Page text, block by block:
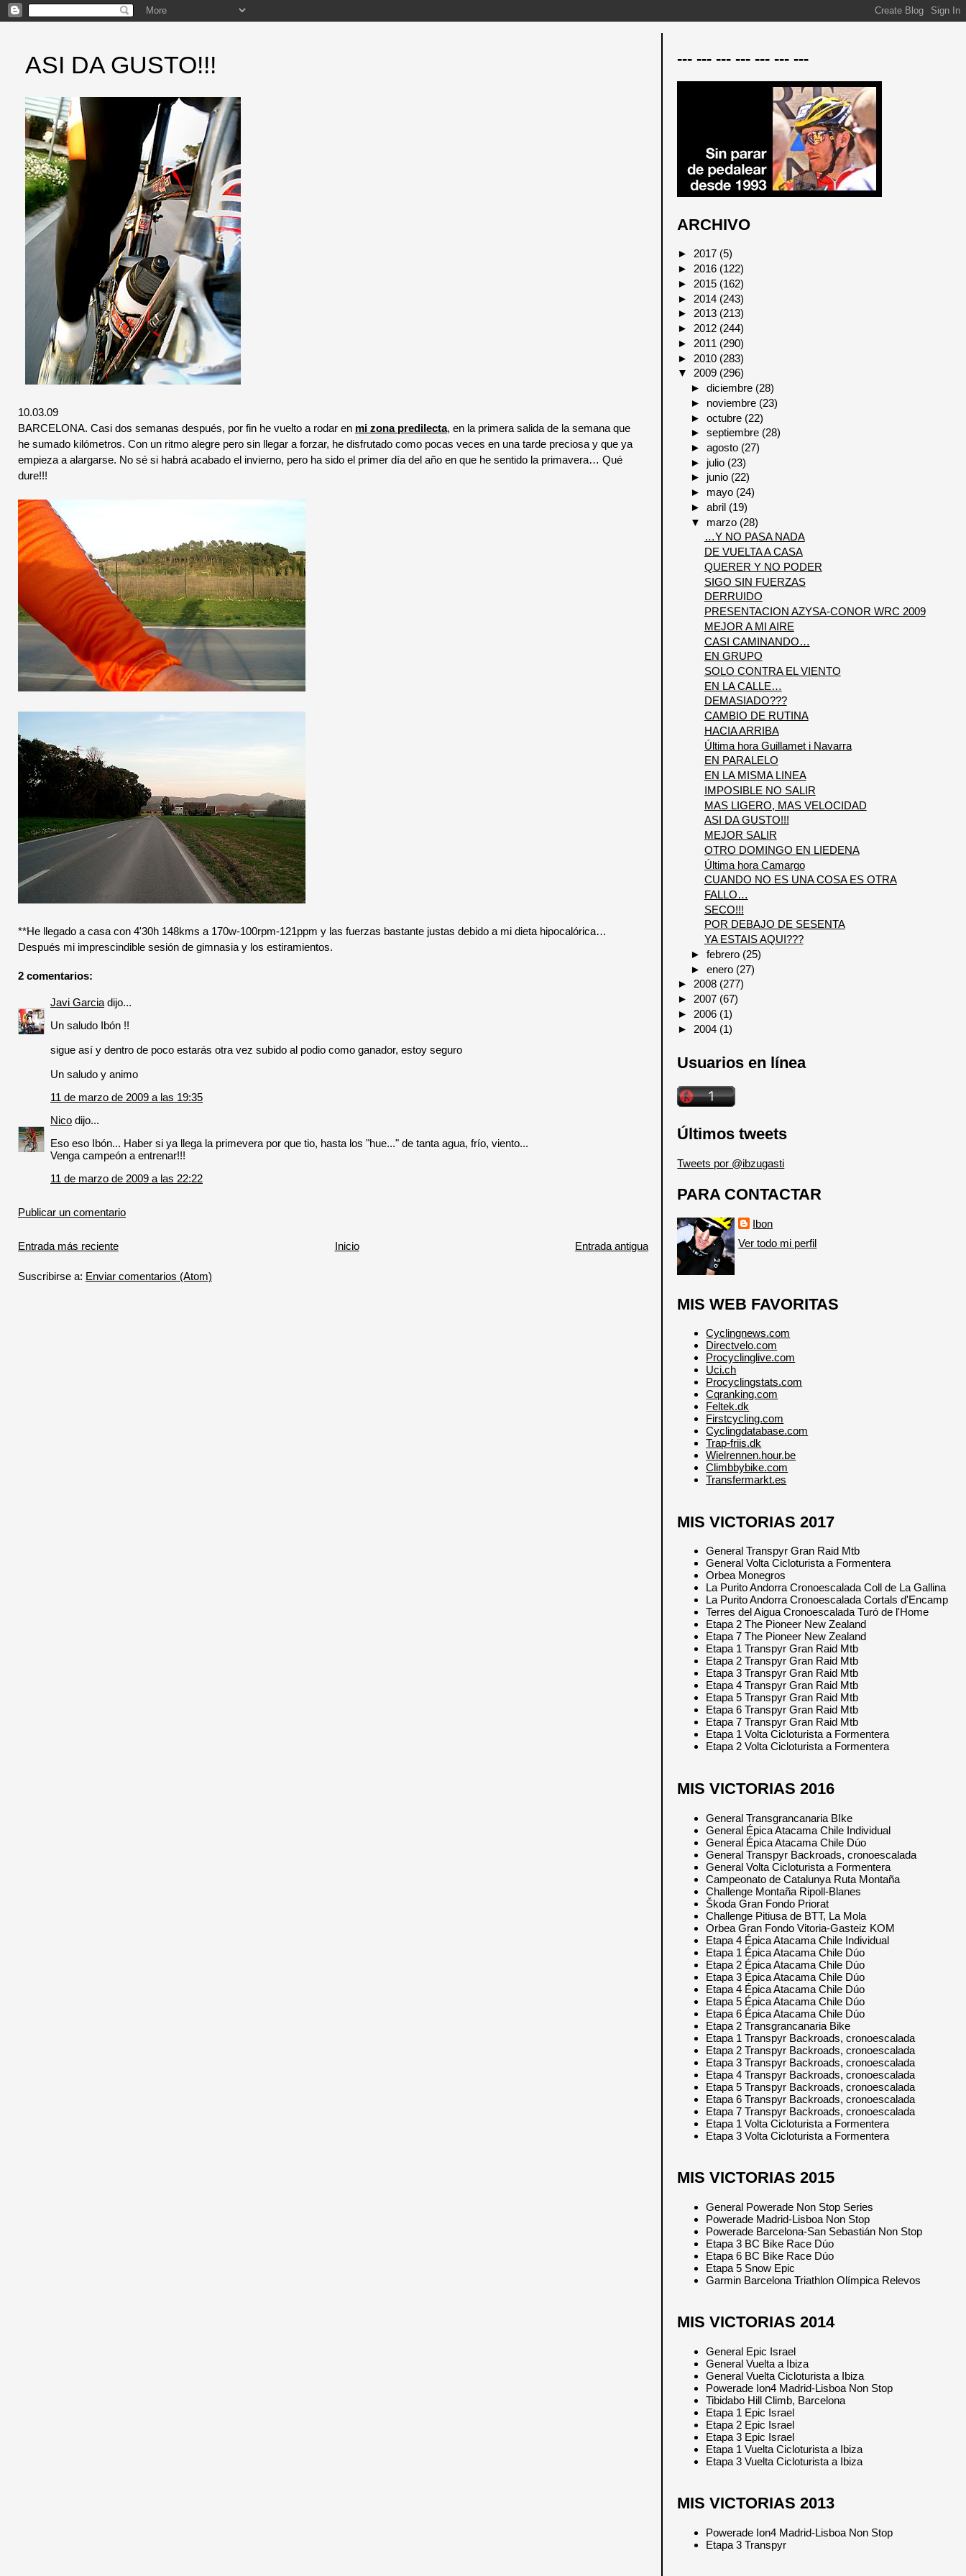
ASI DA GUSTO!!!
10.03.09
BARCELONA. Casi dos semanas después, por fin he vuelto a rodar en mi zona predilecta, en la primera salida de la semana que
he sumado kilómetros. Con un ritmo alegre pero sin llegar a forzar, he disfrutado como pocas veces en una tarde preciosa y que ya
empieza a alargarse. No sé si habrá acabado el invierno, pero ha sido el primer día del año en que he sentido la primavera… Qué
dure!!!
**He llegado a casa con 4'30h 148kms a 170w-100rpm-121ppm y las fuerzas bastante justas debido a mi dieta hipocalórica…
Después mi imprescindible sesión de gimnasia y los estiramientos.
2 comentarios:
Javi Garcia dijo...
Un saludo Ibón !!
sigue así y dentro de poco estarás otra vez subido al podio como ganador, estoy seguro
Un saludo y animo
11 de marzo de 2009 a las 19:35
Nico dijo...
Eso eso Ibón... Haber si ya llega la primevera por que tio, hasta los "hue..." de tanta agua, frío, viento...
Venga campeón a entrenar!!!
11 de marzo de 2009 a las 22:22
Publicar un comentario
Entrada más reciente Entrada antigua
Inicio
Suscribirse a: Enviar comentarios (Atom)
--- --- --- --- --- --- ---
ARCHIVO
►2017 (5)
► 2016 (122)
► 2015 (162)
► 2014 (243)
► 2013 (213)
► 2012 (244)
► 2011 (290)
► 2010 (283)
▼ 2009 (296)
►diciembre (28)
► noviembre (23)
►octubre (22)
►septiembre (28)
►agosto (27)
► julio (23)
► junio (22)
► mayo (24)
►abril (19)
▼ marzo (28)
…Y NO PASA NADA
DE VUELTA A CASA
QUERER Y NO PODER
SIGO SIN FUERZAS
DERRUIDO
PRESENTACION AZYSA-CONOR WRC 2009
MEJOR A MI AIRE
CASI CAMINANDO…
EN GRUPO
SOLO CONTRA EL VIENTO
EN LA CALLE…
DEMASIADO???
CAMBIO DE RUTINA
HACIA ARRIBA
Última hora Guillamet i Navarra
EN PARALELO
EN LA MISMA LINEA
IMPOSIBLE NO SALIR
MAS LIGERO, MAS VELOCIDAD
ASI DA GUSTO!!!
MEJOR SALIR
OTRO DOMINGO EN LIEDENA
Última hora Camargo
CUANDO NO ES UNA COSA ES OTRA
FALLO…
SECO!!!
POR DEBAJO DE SESENTA
YA ESTAIS AQUI???
►febrero (25)
►enero (27)
►2008 (277)
► 2007 (67)
► 2006 (1)
► 2004 (1)
Usuarios en línea
Últimos tweets
Tweets por @ibzugasti
PARA CONTACTAR
Ibon
Ver todo mi perfil
MIS WEB FAVORITAS
Cyclingnews.com
Directvelo.com
Procyclinglive.com
Uci.ch
Procyclingstats.com
Cqranking.com
Feltek.dk
Firstcycling.com
Cyclingdatabase.com
Trap-friis.dk
Wielrennen.hour.be
Climbbybike.com
Transfermarkt.es
MIS VICTORIAS 2017
General Transpyr Gran Raid Mtb
General Volta Cicloturista a Formentera
Orbea Monegros
La Purito Andorra Cronoescalada Coll de La Gallina
La Purito Andorra Cronoescalada Cortals d'Encamp
Terres del Aigua Cronoescalada Turó de l'Home
Etapa 2 The Pioneer New Zealand
Etapa 7 The Pioneer New Zealand
Etapa 1 Transpyr Gran Raid Mtb
Etapa 2 Transpyr Gran Raid Mtb
Etapa 3 Transpyr Gran Raid Mtb
Etapa 4 Transpyr Gran Raid Mtb
Etapa 5 Transpyr Gran Raid Mtb
Etapa 6 Transpyr Gran Raid Mtb
Etapa 7 Transpyr Gran Raid Mtb
Etapa 1 Volta Cicloturista a Formentera
Etapa 2 Volta Cicloturista a Formentera
MIS VICTORIAS 2016
General Transgrancanaria BIke
General Épica Atacama Chile Individual
General Épica Atacama Chile Dúo
General Transpyr Backroads, cronoescalada
General Volta Cicloturista a Formentera
Campeonato de Catalunya Ruta Montaña
Challenge Montaña Ripoll-Blanes
Škoda Gran Fondo Priorat
Challenge Pitiusa de BTT, La Mola
Orbea Gran Fondo Vitoria-Gasteiz KOM
Etapa 4 Épica Atacama Chile Individual
Etapa 1 Épica Atacama Chile Dúo
Etapa 2 Épica Atacama Chile Dúo
Etapa 3 Épica Atacama Chile Dúo
Etapa 4 Épica Atacama Chile Dúo
Etapa 5 Épica Atacama Chile Dúo
Etapa 6 Épica Atacama Chile Dúo
Etapa 2 Transgrancanaria Bike
Etapa 1 Transpyr Backroads, cronoescalada
Etapa 2 Transpyr Backroads, cronoescalada
Etapa 3 Transpyr Backroads, cronoescalada
Etapa 4 Transpyr Backroads, cronoescalada
Etapa 5 Transpyr Backroads, cronoescalada
Etapa 6 Transpyr Backroads, cronoescalada
Etapa 7 Transpyr Backroads, cronoescalada
Etapa 1 Volta Cicloturista a Formentera
Etapa 3 Volta Cicloturista a Formentera
MIS VICTORIAS 2015
General Powerade Non Stop Series
Powerade Madrid-Lisboa Non Stop
Powerade Barcelona-San Sebastián Non Stop
Etapa 3 BC Bike Race Dúo
Etapa 6 BC Bike Race Dúo
Etapa 5 Snow Epic
Garmin Barcelona Triathlon Olímpica Relevos
MIS VICTORIAS 2014
General Epic Israel
General Vuelta a Ibiza
General Vuelta Cicloturista a Ibiza
Powerade Ion4 Madrid-Lisboa Non Stop
Tibidabo Hill Climb, Barcelona
Etapa 1 Epic Israel
Etapa 2 Epic Israel
Etapa 3 Epic Israel
Etapa 1 Vuelta Cicloturista a Ibiza
Etapa 3 Vuelta Cicloturista a Ibiza
MIS VICTORIAS 2013
Powerade Ion4 Madrid-Lisboa Non Stop
Etapa 3 Transpyr